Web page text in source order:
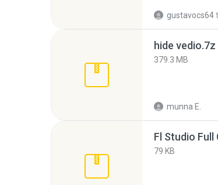
gustavocs64
hide vedio.7z
379.3 MB
munna E.
Fl Studio Full
79 KB